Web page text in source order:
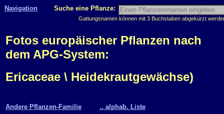
Navigation Suche eine Pflanze:
Gattungsnamen können mit 3 Buchstaben abgekürzt
Fotos europäischer Pflanzen nach
dem APG-System:
Ericaceae \ Heidekrautgewächse)
Andere Pflanzen-Familie
.. alphab. Liste